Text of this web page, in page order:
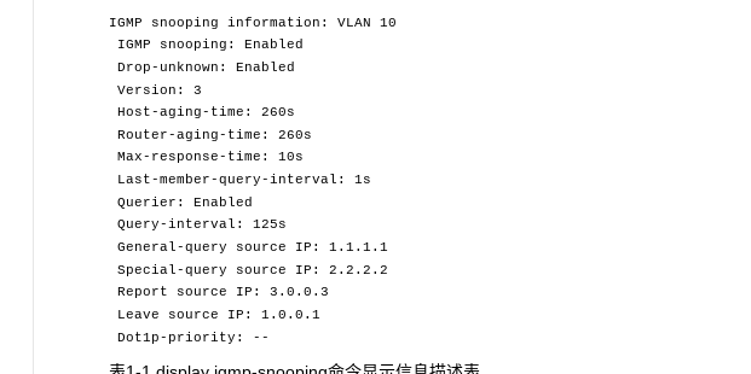
IGMP snooping information: VLAN 10
IGMP snooping: Enabled
Drop-unknown: Enabled
Version: 3
Host-aging-time: 260s
Router-aging-time: 260s
Max-response-time: 10s
Last-member-query-interval: 1s
Querier: Enabled
Query-interval: 125s
General-query source IP: 1.1.1.1
Special-query source IP: 2.2.2.2
Report source IP: 3.0.0.3
Leave source IP: 1.0.0.1
Dot1p-priority: --